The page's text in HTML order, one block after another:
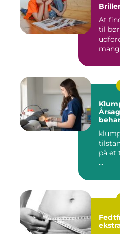
At
til
på et
...